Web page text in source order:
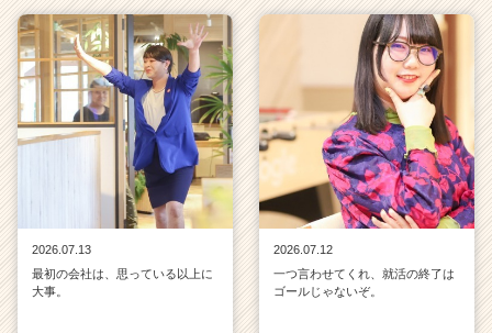
2026.07.13
最初の会社は、思っている以上に
大事。
2026.07.12
一つ言わせてくれ、就活の終了は
ゴールじゃないぞ。